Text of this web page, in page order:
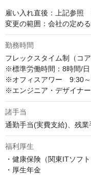
雇い入れ直後：上記参照
変更の範囲：会社の定め
勤務時間
フレックスタイム制（コア
※標準労働時間：8時間/日
※オフィスアワー　9:30
※エンジニア・デザイナ
諸手当
通勤手当(実費支給)、残業
福利厚生
・健康保険（関東ITソフ
・厚生年金